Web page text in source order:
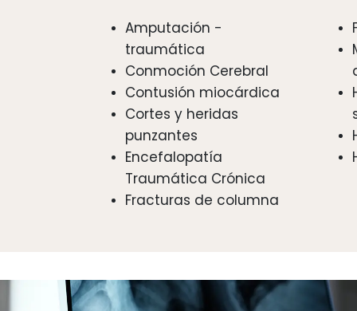
Amputación -
traumática
Conmoción Cerebral
Contusión miocárdica
Cortes y heridas
punzantes
Encefalopatía
Traumática Crónica
Fracturas de columna